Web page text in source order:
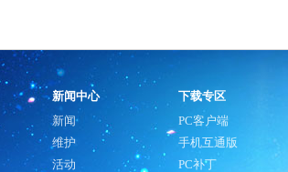
新闻中心 下载专区
新闻
维护
活动
PC客户端
手机互通版
PC补丁